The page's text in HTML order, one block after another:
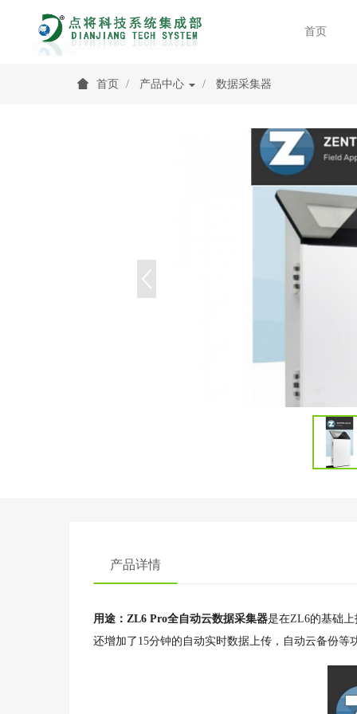
首页
首页 产品中心 数据采集器
产品详情
用途：ZL6 Pro全自动云数据采集器是在ZL6的基础
还增加了15分钟的自动实时数据上传，自动云备份